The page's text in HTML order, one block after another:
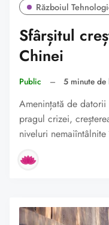
Războiul
Sfârșitul
Chinei
Public – 5 minute de
Amenințată de
pragul crizei,
niveluri